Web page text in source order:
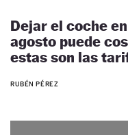
Dejar el coche
agosto puede
estas son las
RUBÉN PÉREZ